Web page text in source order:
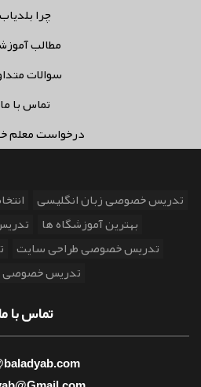
چرا بلدیاب
مطالب
سوالات
تماس با ما
درخواست
تدریس خصوصی زبان انگلیسی
بهترین آموزشگاه ها
تدریس خصوصی طراحی سایت
تدریس خصوصی
تماس با ما